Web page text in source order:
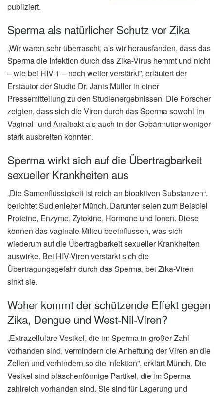
publiziert.
Sperma als natürlicher Schutz vor Zika
„Wir waren sehr überrascht, als wir herausfanden, dass das
Sperma die Infektion durch das Zika-Virus hemmt und nicht
– wie bei HIV-1 – noch weiter verstärkt”, erläutert der
Erstautor der Studie Dr. Janis Müller in einer
Pressemitteilung zu den Studienergebnissen. Die Forscher
zeigten, dass sich die Viren durch das Sperma sowohl im
Vaginal- und Analtrakt als auch in der Gebärmutter weniger
stark ausbreiten konnten.
Sperma wirkt sich auf die Übertragbarkeit
sexueller Krankheiten aus
„Die Samenflüssigkeit ist reich an bioaktiven Substanzen“,
berichtet Sudienleiter Münch. Darunter seien zum Beispiel
Proteine, Enzyme, Zytokine, Hormone und Ionen. Diese
können das vaginale Milieu beeinflussen, was sich
wiederum auf die Übertragbarkeit sexueller Krankheiten
auswirke. Bei HIV-Viren verstärkt sich die
Übertragungsgefahr durch das Sperma, bei Zika-Viren
sinkt sie.
Woher kommt der schützende Effekt gegen
Zika, Dengue und West-Nil-Viren?
„Extrazelluläre Vesikel, die im Sperma in großer Zahl
vorhanden sind, vermindern die Anheftung der Viren an die
Zellen und verhindern so die Infektion”, erklärt Münch. Die
Vesikel sind bläschenförmige Partikel, die im Sperma
zahlreich vorhanden sind. Sie sind für Lagerung und